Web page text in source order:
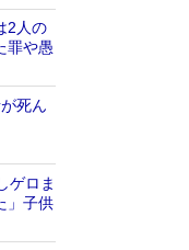
2人の
罪や愚
死ん
ゲロま
」子供